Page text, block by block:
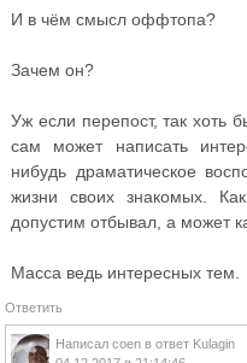
И в чём смысл оффтопа?
Зачем он?
Уж если перепост, так хоть
сам может написать
нибудь драматическое
жизни своих знакомых.
допустим отбывал, а может
Масса ведь интересных тем.
Ответить
Написал coen в ответ Kulagin